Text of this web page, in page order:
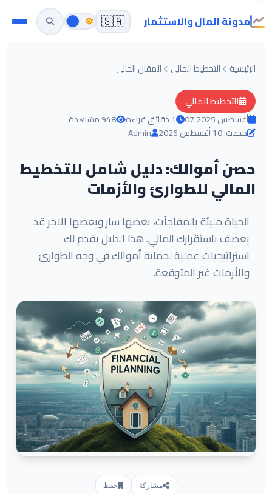
مدونة المال والاستثمار 🇸🇦
الرئيسية التخطيط المالي المقال الحالي
التخطيط المالي
07 أغسطس 2025
1 دقائق قراءة
948 مشاهدة
محدث: 10 أغسطس 2026
Admin
حصن أموالك: دليل شامل للتخطيط
المالي للطوارئ والأزمات
الحياة مليئة بالمفاجآت، بعضها سار وبعضها الآخر قد
يعصف باستقرارك المالي. هذا الدليل يقدم لك
استراتيجيات عملية لحماية أموالك في وجه الطوارئ
والأزمات غير المتوقعة.
مشاركة حفظ